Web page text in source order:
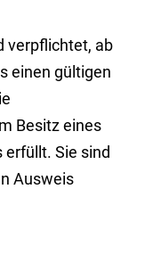
verpflichtet, ab
einen gültigen
Besitz eines
erfüllt.Sie sind
Ausweis